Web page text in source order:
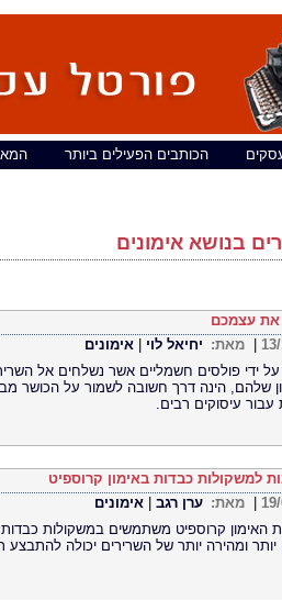
הכותבים הפעילים ביותר
בנושא אימונים
את עצמכם
מאת: יחיאל לוי
אימונים
על ידי פולסים חשמליים אשר נשלחים אל
שלהם, הינה דרך חשובה לשמור על הכושר
עבור עיסוקים רבים.
מאת: ערן רגב
אימונים
האימון קרוספיט משתמשים במשקולות
יותר ומהירה יותר של השרירים יכולה להתבצע